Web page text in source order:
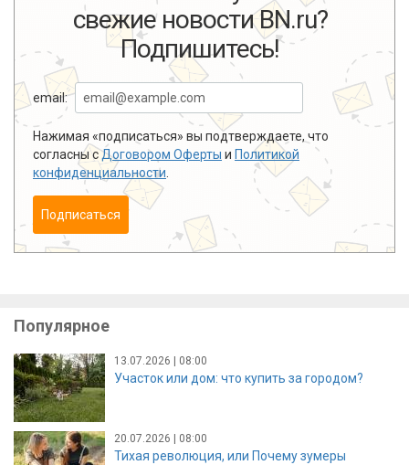
свежие новости BN.ru?
Подпишитесь!
email:
Нажимая «подписаться» вы подтверждаете, что
согласны сДоговором Оферты и Политикой
конфиденциальности
Подписаться
Популярное
13.07.2026 | 08:00
Участок или дом: что купить за городом?
20.07.2026 | 08:00
Тихая революция, или Почему зумеры